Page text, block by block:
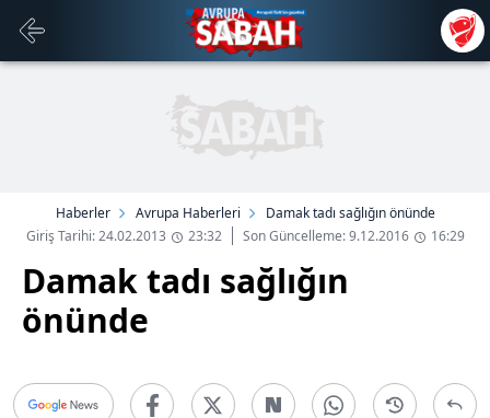
Haberler Avrupa Haberleri
Damak tadı sağlığın önünde
Giriş Tarihi: 24.02.2013
23:32 Son Güncelleme: 9.12.2016 16:29
Damak tadı sağlığın
önünde